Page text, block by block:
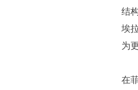
结
埃
为
在